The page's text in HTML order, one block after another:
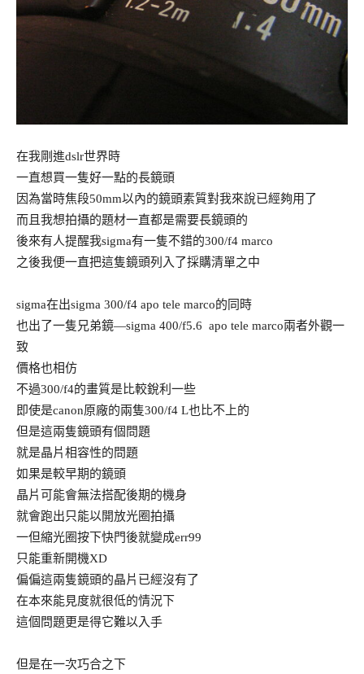
在我剛進dslr世界時
一直想買一隻好一點的長鏡頭
因為當時焦段50mm以內的鏡頭素質對我來說已經夠用了
而且我想拍攝的題材一直都是需要長鏡頭的
後來有人提醒我sigma有一隻不錯的300/f4 marco
之後我便一直把這隻鏡頭列入了採購清單之中
sigma在出sigma 300/f4 apo tele marco的同時
也出了一隻兄弟鏡—sigma 400/f5.6 apo tele marco兩者外觀一
致
價格也相仿
不過300/f4的畫質是比較銳利一些
即使是canon原廠的兩隻300/f4 L也比不上的
但是這兩隻鏡頭有個問題
就是晶片相容性的問題
如果是較早期的鏡頭
晶片可能會無法搭配後期的機身
就會跑出只能以開放光圈拍攝
一但縮光圈按下快門後就變成err99
只能重新開機XD
偏偏這兩隻鏡頭的晶片已經沒有了
在本來能見度就很低的情況下
這個問題更是得它難以入手
但是在一次巧合之下